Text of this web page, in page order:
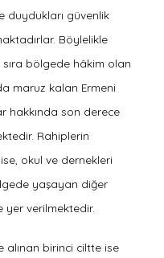
duydukları güvenlik
Böylelikle
bölgede hâkim olan
maruz kalan Ermeni
hakkında son derece
Rahiplerin
okul ve dernekleri
yaşayan diğer
yer verilmektedir.
alınan birinci ciltte ise